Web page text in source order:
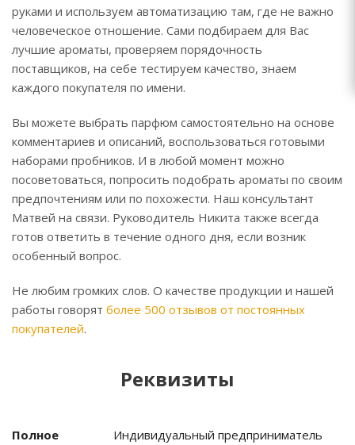
руками и используем автоматизацию там, где не важно
человеческое отношение. Сами подбираем для Вас
лучшие ароматы, проверяем порядочность
поставщиков, на себе тестируем качество, знаем
каждого покупателя по имени.
Вы можете выбрать парфюм самостоятельно на основе
комментариев и описаний, воспользоваться готовыми
наборами пробников. И в любой момент можно
посоветоваться, попросить подобрать ароматы по своим
предпочтениям или по похожести. Наш консультант
Матвей на связи. Руководитель Никита также всегда
готов ответить в течение одного дня, если возник
особенный вопрос.
Не любим громких слов. О качестве продукции и нашей
работы говорят более 500 отзывов от постоянных
покупателей.
Реквизиты
Полное
Индивидуальный предприниматель